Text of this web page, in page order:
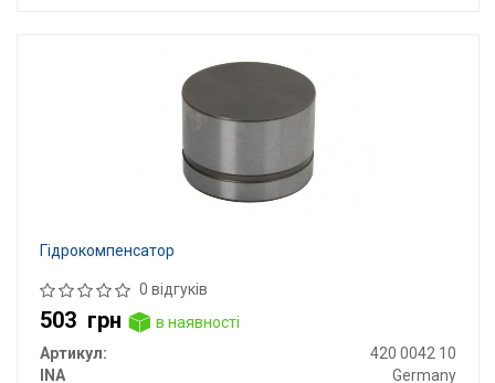
Гідрокомпенсатор
0 відгуків
503 грн
в наявності
Артикул:
420 0042 10
INA
Germany